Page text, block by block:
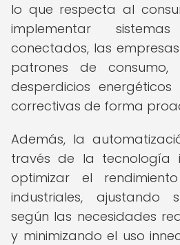
lo que respecta al
implementar
conectados, las
patrones de consumo,
desperdicios
correctivas de forma
Además, la
través de la tecnología
optimizar el
industriales, ajustando
según las necesidades
y minimizando el uso